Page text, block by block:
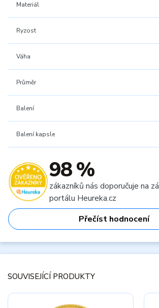
Materiál
Ryzost
Váha
Průměr
Balení
Balení kapsle
98 %
zákazníků nás doporučuje na
portálu Heureka.cz
Přečíst hodnocení
SOUVISEJÍCÍ PRODUKTY